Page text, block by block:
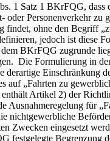
1 Satz 1 BKrFQG, dass
oder Personenverkehr zu
findet, ohne den Begriff
jedoch ist diese
BKrFQG zugrunde
Die Formulierung in
derartige Einschränkung
auf „Fahrten zu
enthält Artikel 2) der
Ausnahmeregelung für
nichtgewerbliche
Zwecken eingesetzt
festgelegte Begrenzung